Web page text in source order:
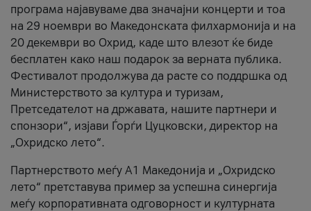
програма најавуваме два значајни концерти и тоа
на 29 ноември во Македонската филхармонија и на
20 декември во Охрид, каде што влезот ќе биде
бесплатен како наш подарок за верната публика.
Фестивалот продолжува да расте со поддршка од
Министерството за култура и туризам,
Претседателот на државата, нашите партнери и
спонзори“, изјави Ѓорѓи Цуцковски, директор на
„Охридско лето“.
Партнерството меѓу A1 Македонија и „Охридско
лето“ претставува пример за успешна синергија
меѓу корпоративната одговорност и културната